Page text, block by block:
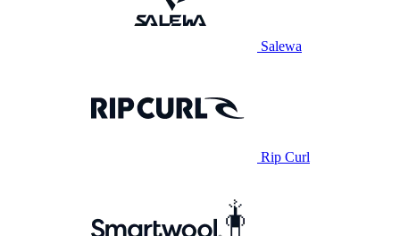
Salewa
Rip Curl